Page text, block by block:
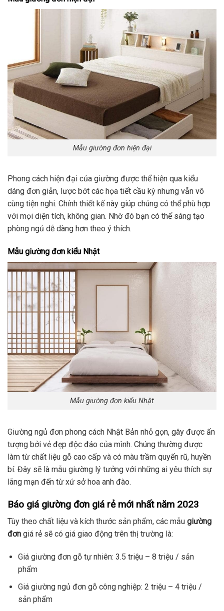
Mẫu giường đơn hiện đại
Phong cách hiện đại của giường được thể hiện qua kiểu
dáng đơn giản, lược bớt các họa tiết cầu kỳ nhưng vẫn vô
cùng tiện nghi. Chính thiết kế này giúp chúng có thể phù hợp
với mọi diện tích, không gian. Nhờ đó bạn có thể sáng tạo
phòng ngủ dễ dàng hơn theo ý thích.
Mẫu giường đơn kiểu Nhật
Mẫu giường đơn kiểu Nhật
Giường ngủ đơn phong cách Nhật Bản nhỏ gọn, gây được ấn
tượng bởi vẻ đẹp độc đáo của mình. Chúng thường được
làm từ chất liệu gỗ cao cấp và có màu trầm quyến rũ, huyền
bí. Đây sẽ là mẫu giường lý tưởng với những ai yêu thích sự
lãng mạn đến từ xứ sở hoa anh đào.
Báo giá giường đơn giá rẻ mới nhất năm 2023
Tùy theo chất liệu và kích thước sản phẩm, các mẫu giường
đơn giá rẻ sẽ có giá giao động trên thị trường là:
Giá giường đơn gỗ tự nhiên: 3.5 triệu – 8 triệu / sản
phẩm
Giá giường ngủ đơn gỗ công nghiệp: 2 triệu – 4 triệu /
sản phẩm